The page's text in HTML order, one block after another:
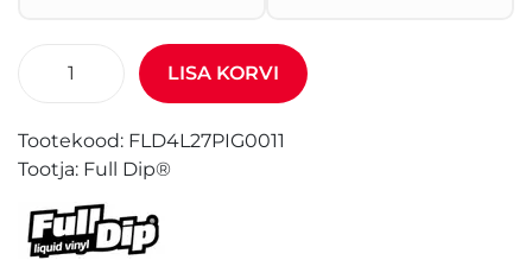
LISA KORVI
Tootekood: FLD4L27PIG0011
Tootja: Full Dip®